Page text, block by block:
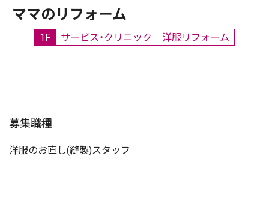
ママのリフォーム
1F サービス・クリニック 洋服リフォーム
募集職種
洋服のお直し(縫製)スタッフ